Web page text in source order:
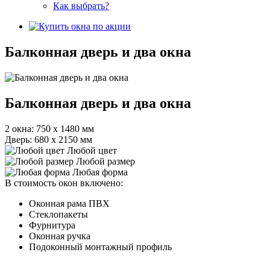
Как выбрать?
Балконная дверь и два окна
Балконная дверь и два окна
2 окна: 750 х 1480 мм
Дверь: 680 х 2150 мм
Любой цвет
Любой размер
Любая форма
В стоимость окон включено:
Оконная рама ПВХ
Стеклопакеты
Фурнитура
Оконная ручка
Подоконный монтажный профиль